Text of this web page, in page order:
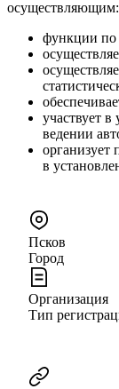
осуществляющим:
функции по
участвует
ведении
организует
в
Псков
Город
Организация
Тип